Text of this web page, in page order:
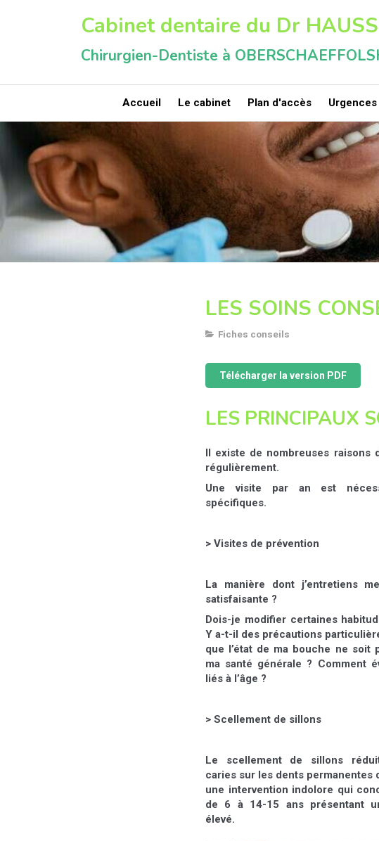
Cabinet dentaire du Dr HAUSS
Chirurgien-Dentiste à
Accueil Le cabinet Plan d'accès Urgences
LES SOINS
Fiches conseils
Télécharger la version PDF
LES PRINCIPAUX
Il existe de nombreuses raisons
régulièrement.
Une visite par an est
spécifiques.
> Visites de prévention
La manière dont j’entretiens
satisfaisante ?
Dois-je modifier certaines
Y a-t-il des précautions
que l’état de ma bouche ne soit
ma santé générale ? Comment
liés à l’âge ?
> Scellement de sillons
Le scellement de sillons
caries sur les dents permanentes
une intervention indolore qui
de 6 à 14-15 ans présentant
élevé.